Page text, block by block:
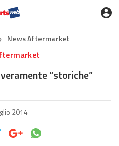
News Aftermarket
“storiche”
2014